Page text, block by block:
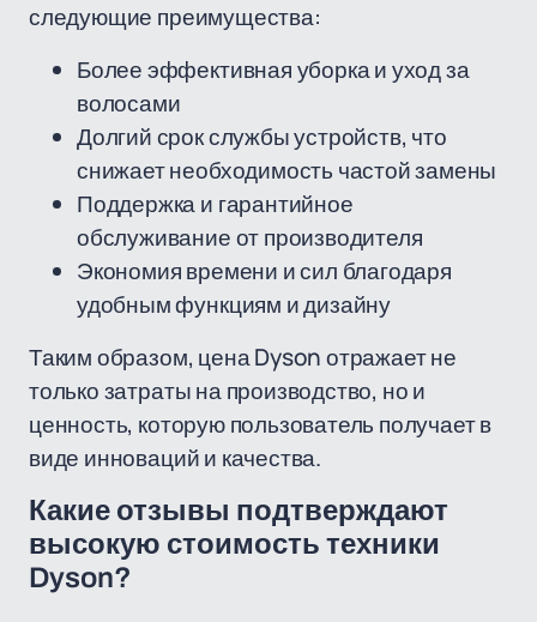
следующие преимущества:
Более эффективная уборка и уход за
волосами
Долгий срок службы устройств, что
снижает необходимость частой замены
Поддержка и гарантийное
обслуживание от производителя
Экономия времени и сил благодаря
удобным функциям и дизайну
Таким образом, цена Dyson отражает не
только затраты на производство, но и
ценность, которую пользователь получает в
виде инноваций и качества.
Какие отзывы подтверждают
высокую стоимость техники
Dyson?